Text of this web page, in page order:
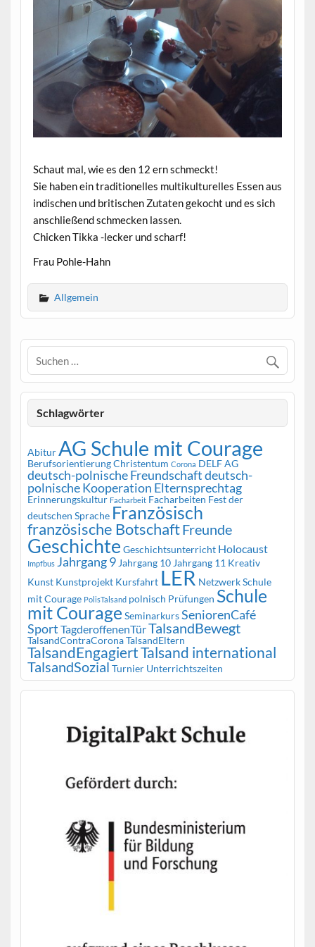
Schaut mal, wie es den 12 ern schmeckt!
Sie haben ein traditionelles multikulturelles Essen aus
indischen und britischen Zutaten gekocht und es sich
anschließend schmecken lassen.
Chicken Tikka -lecker und scharf!
Frau Pohle-Hahn
Allgemein
Schlagwörter
Abitur AG Schule mit Courage
BerufsorientierungChristentum Corona DELF AG
deutsch-polnische Freundschaftdeutsch-
polnische Kooperation Elternsprechtag
Erinnerungskultur Facharbeit Facharbeiten Fest der
deutschen Sprache Französisch
französische BotschaftFreunde
Geschichte Geschichtsunterricht Holocaust
Impfbus Jahrgang 9 Jahrgang 10 Jahrgang 11 Kreativ
Kunst Kunstprojekt Kursfahrt LER Netzwerk Schule
mit Courage PolisTalsand polnisch Prüfungen Schule
mit Courage SeminarkursSeniorenCafé
Sport TagderoffenenTürTalsandBewegt
TalsandContraCoronaTalsandEltern
TalsandEngagiertTalsand international
TalsandSozial Turnier Unterrichtszeiten